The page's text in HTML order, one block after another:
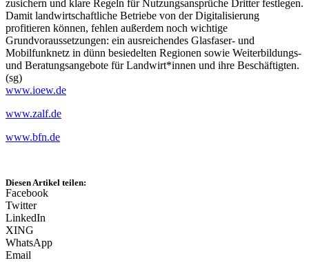
zusichern und klare Regeln für Nutzungsansprüche Dritter festlegen.
Damit landwirtschaftliche Betriebe von der Digitalisierung
profitieren können, fehlen außerdem noch wichtige
Grundvoraussetzungen: ein ausreichendes Glasfaser- und
Mobilfunknetz in dünn besiedelten Regionen sowie Weiterbildungs-
und Beratungsangebote für Landwirt*innen und ihre Beschäftigten.
(sg)
www.ioew.de
www.zalf.de
www.bfn.de
Diesen Artikel teilen:
Facebook
Twitter
LinkedIn
XING
WhatsApp
Email